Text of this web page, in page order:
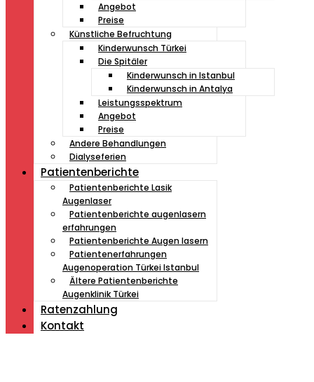
Angebot
Preise
Künstliche Befruchtung
Kinderwunsch Türkei
Die Spitäler
Kinderwunsch in Istanbul
Kinderwunsch in Antalya
Leistungsspektrum
Angebot
Preise
Andere Behandlungen
Dialyseferien
Patientenberichte
Patientenberichte Lasik
Augenlaser
Patientenberichte augenlasern
erfahrungen
Patientenberichte Augen lasern
Patientenerfahrungen
Augenoperation Türkei Istanbul
Ältere Patientenberichte
Augenklinik Türkei
Ratenzahlung
Kontakt